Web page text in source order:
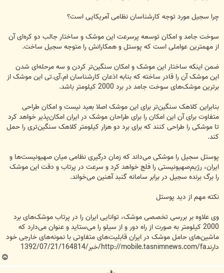
چرا سجیل مورد توجه کارشناسان نظامی آمریکایی است؟
سوخت جامد و امکان توسعه پرسرعت این موشک و ساختار جالب دو کره‌ای آن
از مهمترین عواملی است که پوستل و همکارانش را متوجه سجیل ساخت.
ضمن اینکه ساختار این موشک و امکان سنگین‌تر کردن و سه مرحله‌ای شدن
این موشک آن را قادر ساخته که بنابه اذعان کارشناسان ام.آی.تی این موشک از
برترین موشک‌های سوخت جامد در برد 2000 کیلومتر باشد.
بنابراین کلاهک سنگین‌تر برای این موشک اصلا بعید نیست و امکان طراحی
متفاوت برای آن این امکان را برای طراحان موشک در ایران امکان‌پذیر خواهد کرد
تا موشکی را طراحی کنند که برای برد دو هزار کیلومتر کلاهک سنگین‌تری را حمل
کند.
پوستل سجیل را موشکی ‌می‌داند که زمان درگیری نظامی میان صهیونیست‌ها و
ایران، رژیم‌صهیونیستی را فلج خواهد کرد و سرعت در پرتاب و دقت این موشک
را برگ برنده سجیل در برابر سامانه گنبد آهنین می‌خواند.
نکته مهم از دید پوستل
وی علاوه بر بررسی تخصصی موشک، توانایی ایران را در پرتاب موشک‌های برد
2000 کیلومتر به صورت از راه دور و از سیلو را می‌ستاید و عنوان می‌دارد که
ماشین‌های حامل موشک در ایران قابلیت‌های متفاوتی با نمونه‌های خارجی خود
دارندhttp://mobile.tasnimnews.com/fa/خبر/1392/07/21/164814